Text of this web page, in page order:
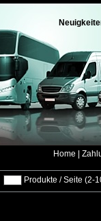
Home
Produkte / Seite (2-